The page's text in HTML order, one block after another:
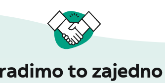
to zajedno